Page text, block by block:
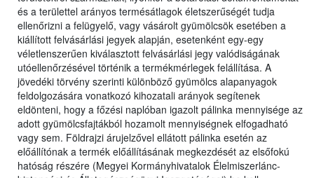
és a területtel arányos termésátlagok életszerűségét tudja
ellenőrizni a felügyelő, vagy vásárolt gyümölcsök esetében a
kiállított felvásárlási jegyek alapján, esetenként egy-egy
véletlenszerűen kiválasztott felvásárlási jegy valódiságának
utóellenőrzésével történik a termékmérlegek felállítása. A
jövedéki törvény szerinti különböző gyümölcs alapanyagok
feldolgozására vonatkozó kihozatali arányok segítenek
eldönteni, hogy a főzési naplóban igazolt pálinka mennyisége az
adott gyümölcsfajtákból hozamolt mennyiségnek elfogadható
vagy sem. Földrajzi árujelzővel ellátott pálinka esetén az
előállítónak a termék előállításának megkezdését az elsőfokú
hatóság részére (Megyei Kormányhivatalok Élelmiszerlánc-